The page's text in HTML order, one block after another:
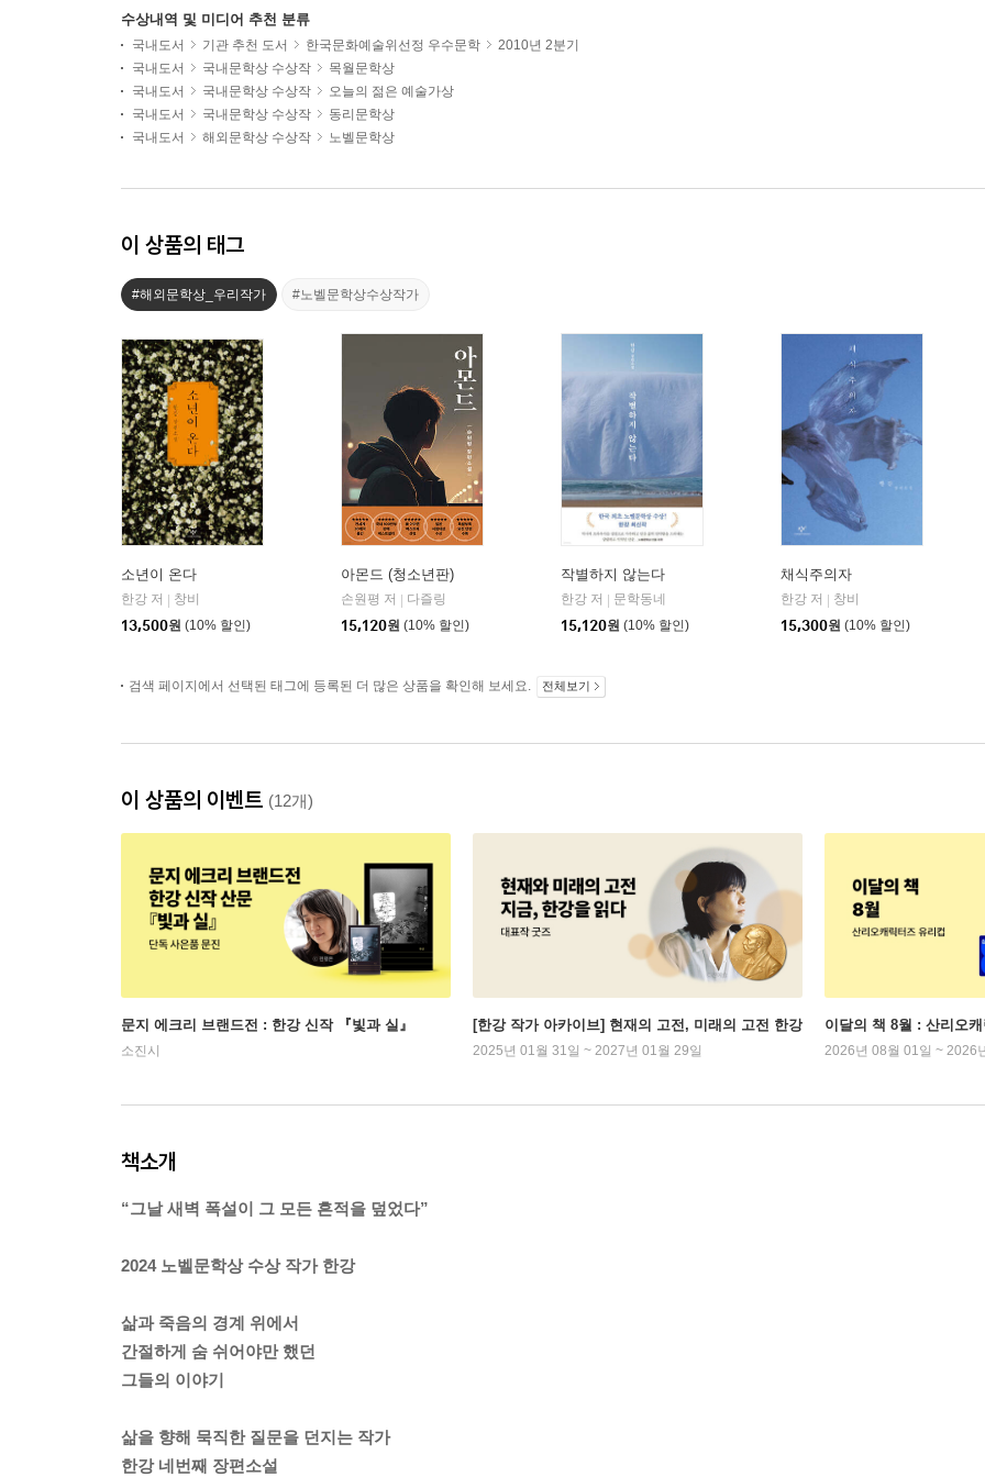
수상내역 및 미디어 추천 분류
국내도서 기관 추천 도서 한국문화예술위선정 우수문학
2010년 2분기
국내도서
국내문학상 수상작
목월문학상
국내도서
국내문학상 수상작
오늘의 젊은 예술가상
국내도서
국내문학상 수상작
동리문학상
국내도서
해외문학상 수상작 노벨문학상
이 상품의 태그
#해외문학상_우리작가 #노벨문학상수상작가
소년이 온다
한강 저
창비
13,500원 (10% 할인)
아몬드 (청소년판)
손원평 저
다즐링
15,120원 (10% 할인)
작별하지 않는다
한강 저
문학동네
15,120원 (10% 할인)
채식주의자
한강 저
창비
15,300원 (10% 할인)
검색 페이지에서 선택된 태그에 등록된 더 많은 상품을 확인해 보세요. 전체보기
이 상품의 이벤트 (12개)
문지 에크리 브랜드전 : 한강 신작 『빛과 실』
소진시
[한강 작가 아카이브] 현재의 고전, 미래의 고전 한강
2025년 01월 31일 ~ 2027년 01월 29일
이달의 책 8월 : 산리오
2026년 08월 01일 ~ 2026
책소개
“그날 새벽 폭설이 그 모든 흔적을 덮었다”
2024 노벨문학상 수상 작가 한강
삶과 죽음의 경계 위에서
간절하게 숨 쉬어야만 했던
그들의 이야기
삶을 향해 묵직한 질문을 던지는 작가
한강 네번째 장편소설